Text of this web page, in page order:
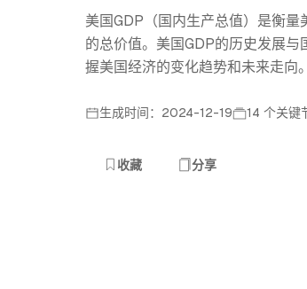
美国GDP（国内生产总值）是衡
的总价值。美国GDP的历史发展
握美国经济的变化趋势和未来走向。
生成时间：2024-12-19 14 个关键
收藏 分享